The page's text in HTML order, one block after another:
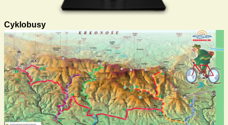
Cyklobusy